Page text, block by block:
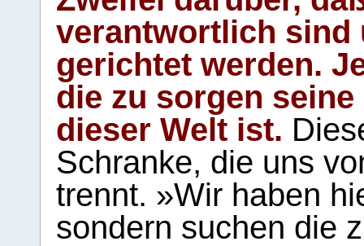
verantwortlich sind
gerichtet werden.
die zu sorgen
dieser Welt ist.
Schranke, die uns
trennt. »Wir haben
sondern suchen die